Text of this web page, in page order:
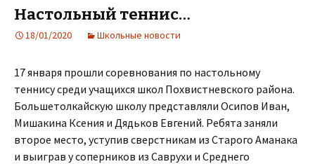
Настольный теннис…
18/01/2020 Школьные новости
17 января прошли соревнования по настольному
теннису среди учащихся школ Похвистневского района.
Большетолкайскую школу представляли Осипов Иван,
Мишакина Ксения и Дядьков Евгений. Ребята заняли
второе место, уступив сверстникам из Старого Аманака
и выиграв у соперников из Саврухи и Среднего